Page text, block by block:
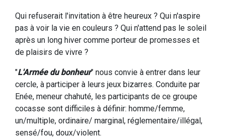
Qui refuserait l'invitation à être heureux ? Qui n'aspire
pas à voir la vie en couleurs ? Qui n'attend pas le soleil
après un long hiver comme porteur de promesses et
de plaisirs de vivre ?
"L'Armée du bonheur" nous convie à entrer dans leur
cercle, à participer à leurs jeux bizarres. Conduite par
Enée, meneur chahuté, les participants de ce groupe
cocasse sont difficiles à définir: homme/femme,
un/multiple, ordinaire/ marginal, réglementaire/illégal,
sensé/fou, doux/violent.